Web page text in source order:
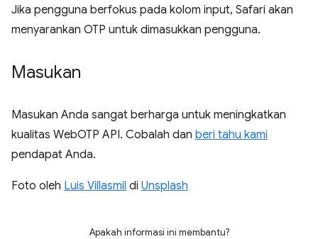
Jika pengguna berfokus pada kolom input, Safari akan
menyarankan OTP untuk dimasukkan pengguna.
Masukan
Masukan Anda sangat berharga untuk meningkatkan
kualitas WebOTP API. Cobalah dan beri tahu kami
pendapat Anda.
Foto oleh Luis Villasmil di Unsplash
Apakah informasi ini membantu?